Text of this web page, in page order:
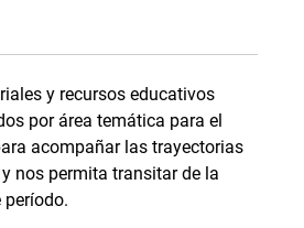
y recursos educativos
por área temática para el
acompañar las trayectorias
nos permita transitar de la
período.